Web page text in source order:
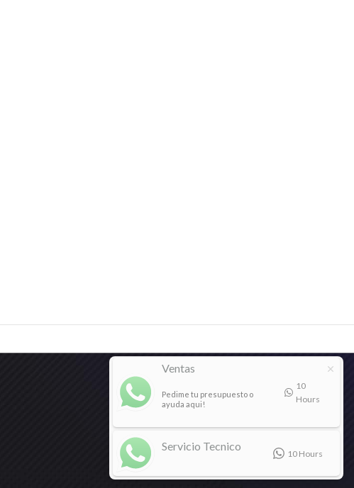
Ventas
Pedime tu presupuesto o
ayuda aqui!
10
Hours
Servicio Tecnico
10 Hours